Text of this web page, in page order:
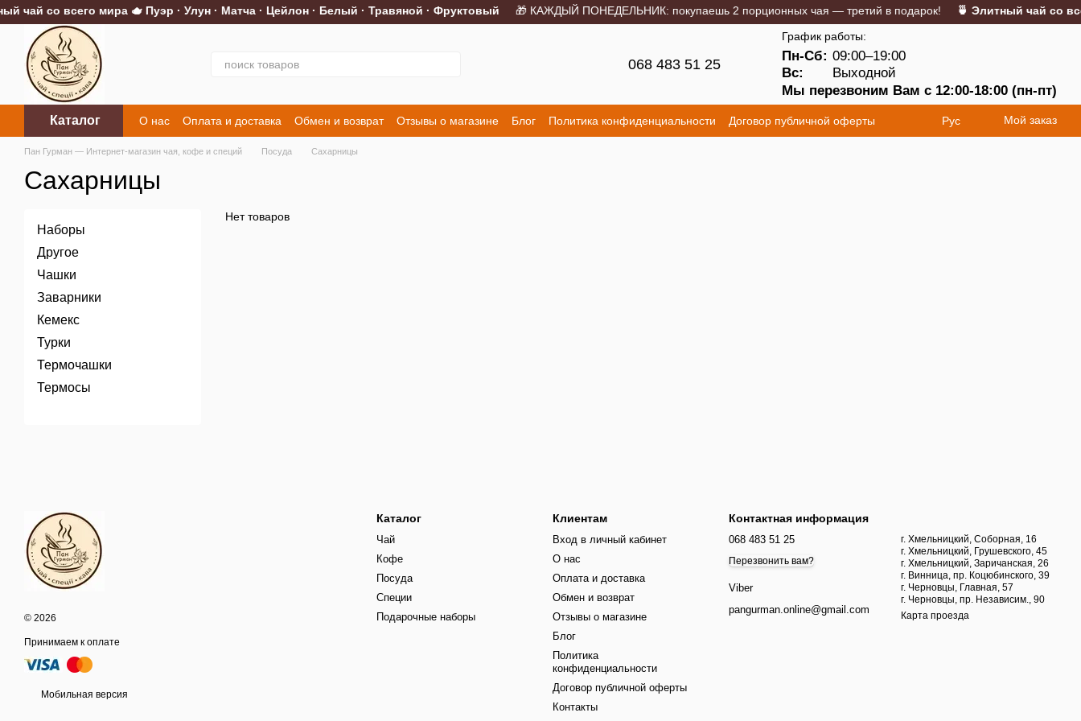
Перейти к основному контенту
чай со всего мира 🫖 Пуэр · Улун · Матча · Цейлон · Белый · Травяной · Фруктовый🎁 КАЖДЫЙ ПОНЕДЕЛЬНИК: покупаешь 2 порционных чая — третий в подарок! 🍵 Элитный чай со
068 483 51 25
График работы:
Пн-Сб: 09:00–19:00
Вс:
Выходной
Мы перезвоним Вам с 12:00-18:00 (пн-пт)
Каталог О нас Оплата и доставка Обмен и возврат Отзывы о магазине Блог Политика конфиденциальности
Договор публичной оферты
Контакты
Рус Мой заказ
Пан Гурман — Интернет-магазин чая, кофе и специй Посуда Сахарницы
Сахарницы
Нет товаров
Наборы
Другое
Чашки
Заварники
Кемекс
Турки
Термочашки
Термосы
© 2026
Принимаем к оплате
Мобильная версия
Каталог
Чай
Кофе
Посуда
Специи
Подарочные наборы
Клиентам
Вход в личный кабинет
О нас
Оплата и доставка
Обмен и возврат
Отзывы о магазине
Блог
Политика
конфиденциальности
Договор публичной оферты
Контакты
Контактная информация
068 483 51 25
Перезвонить вам?
Viber
pangurman.online@gmail.com
г. Хмельницкий, Соборная, 16
г. Хмельницкий, Грушевского, 45
г. Хмельницкий, Заричанская, 26
г. Винница, пр. Коцюбинского, 39
г. Черновцы, Главная, 57
г. Черновцы, пр. Независим., 90
Карта проезда